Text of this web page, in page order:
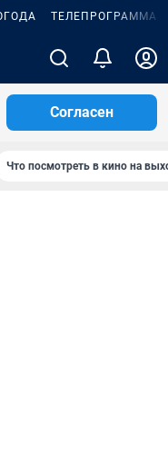
ТЕЛЕПРОГРАММА
Согласен
Что посмотреть в кино на